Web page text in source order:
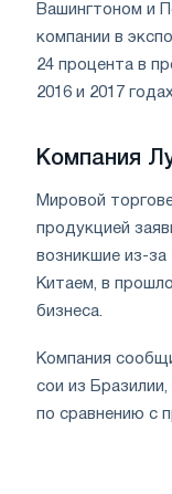
Вашингтоном и
компании в
24 процента в
2016 и 2017 годах.
Компания
Мировой
продукцией
возникшие из-
Китаем, в
бизнеса.
Компания
сои из
по сравнению с